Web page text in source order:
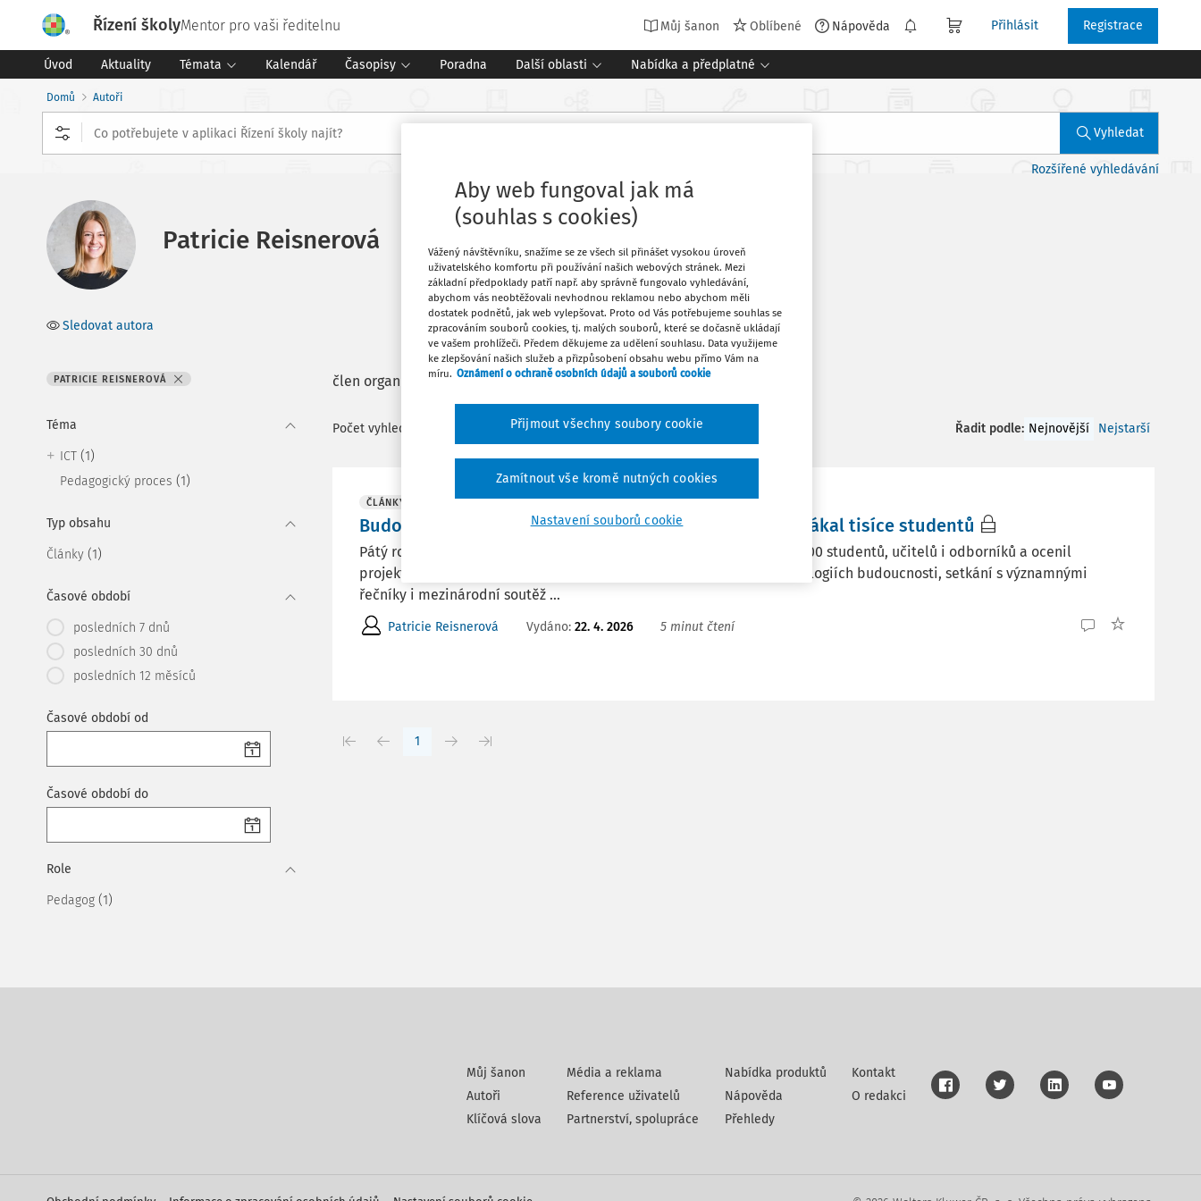
Řízení školyMentor pro vaši ředitelnu Můj šanon Oblíbené Nápověda Přihlásit Registrace
Úvod Aktuality Témata Kalendář Časopisy Poradna Další oblasti Nabídka a předplatné
Domů Autoři
Vyhledat
Rozšířené vyhledávání
Patricie Reisnerová
Sledovat autora
PATRICIE REISNEROVÁ
Téma
ICT (1)
Pedagogický proces (1)
Typ obsahu
Články (1)
Časové období
posledních 7 dnů
posledních 30 dnů
posledních 12 měsíců
Časové období od
Časové období do
Role
Pedagog (1)
člen organizačního týmu Future Port Youth
Počet vyhledaných dokumentů:1 Řadit podle: Nejnovější Nejstarší
ČLÁNKY
Budoucnost v rukou generace Z: Future Port Youth přilákal tisíce studentů
Pátý ročník konference Future Port Youth přilákal do Prahy více než 800 studentů, učitelů i odborníků a ocenil
projekty, které mění svět. Akce nabídla inspirativní program o technologiích budoucnosti, setkání s významnými
řečníky i mezinárodní soutěž ...
Patricie Reisnerová Vydáno: 22. 4. 2026 5 minut čtení
1
Můj šanon
Autoři
Klíčová slova
Média a reklama
Reference uživatelů
Partnerství, spolupráce
Nabídka produktů
Nápověda
Přehledy
Kontakt
O redakci
Aby web fungoval jak má
(souhlas s cookies)
Vážený návštěvníku, snažíme se ze všech sil přinášet vysokou úroveň
uživatelského komfortu při používání našich webových stránek. Mezi
základní předpoklady patří např. aby správně fungovalo vyhledávání,
abychom vás neobtěžovali nevhodnou reklamou nebo abychom měli
dostatek podnětů, jak web vylepšovat. Proto od Vás potřebujeme souhlas se
zpracováním souborů cookies, tj. malých souborů, které se dočasně ukládají
ve vašem prohlížeči. Předem děkujeme za udělení souhlasu. Data využijeme
ke zlepšování našich služeb a přizpůsobení obsahu webu přímo Vám na
míru. Oznámení o ochraně osobních údajů a souborů cookie
Nastavení souborů cookie
Zamítnout vše kromě nutných cookies
Přijmout všechny soubory cookie